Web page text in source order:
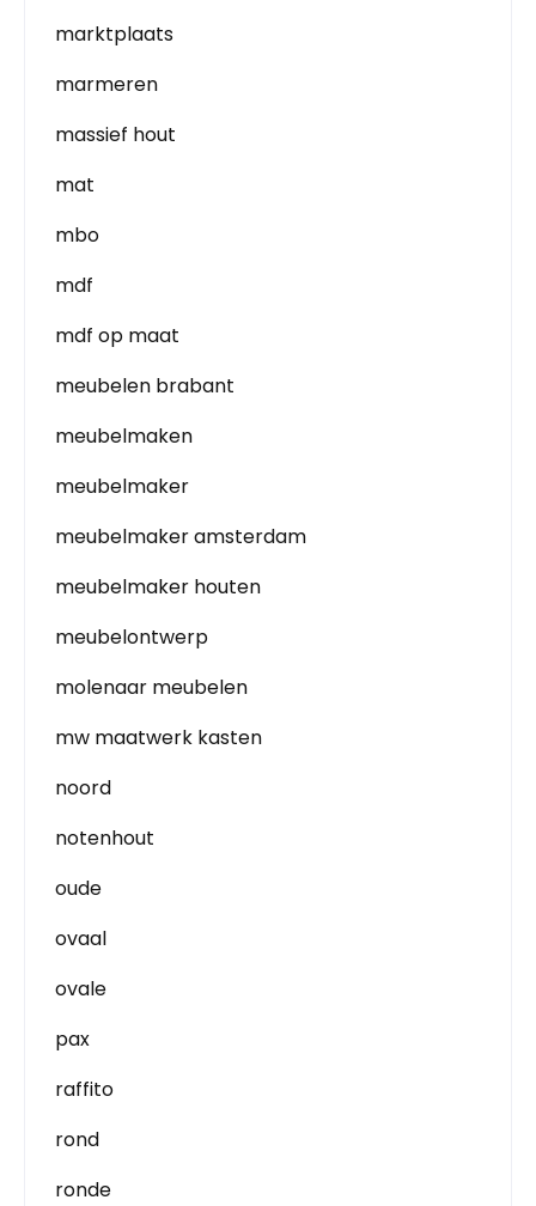
marktplaats
marmeren
massief hout
mat
mbo
mdf
mdf op maat
meubelen brabant
meubelmaken
meubelmaker
meubelmaker amsterdam
meubelmaker houten
meubelontwerp
molenaar meubelen
mw maatwerk kasten
noord
notenhout
oude
ovaal
ovale
pax
raffito
rond
ronde